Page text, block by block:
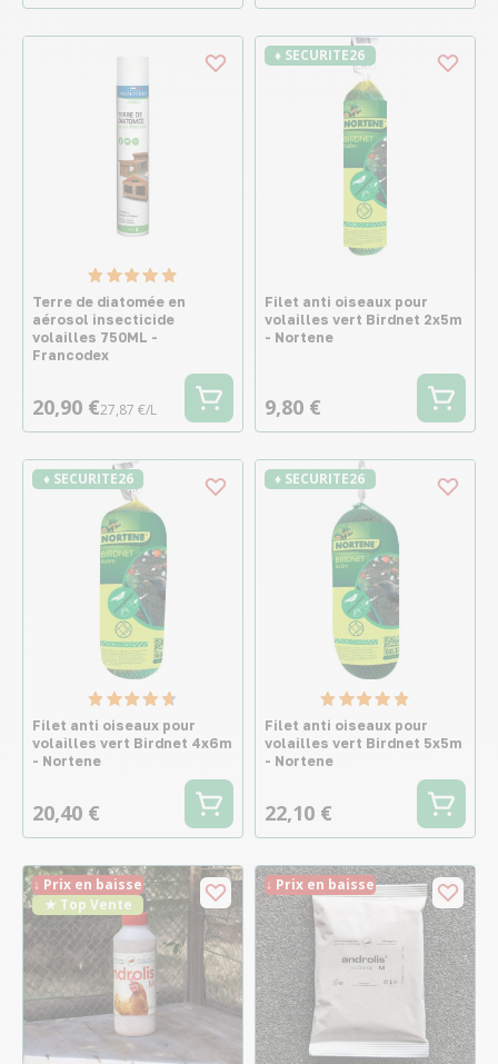
Terre de diatomée en
aérosol insecticide
volailles 750ML -
Francodex
20,90 €27,87 €/L
♦ SECURITE26
Filet anti oiseaux pour
volailles vert Birdnet 2x5m
- Nortene
9,80 €
♦ SECURITE26
Filet anti oiseaux pour
volailles vert Birdnet 4x6m
- Nortene
20,40 €
♦ SECURITE26
Filet anti oiseaux pour
volailles vert Birdnet 5x5m
- Nortene
22,10 €
↓ Prix en baisse
★ Top Vente
↓ Prix en baisse